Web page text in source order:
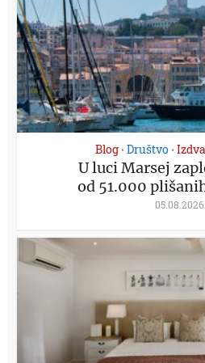
Blog • Društvo •
U luci Marsej
od 51.000
05.08.2026.